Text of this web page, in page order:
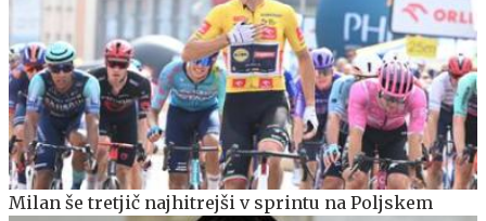
Milan še tretjič najhitrejši v sprintu na Poljskem